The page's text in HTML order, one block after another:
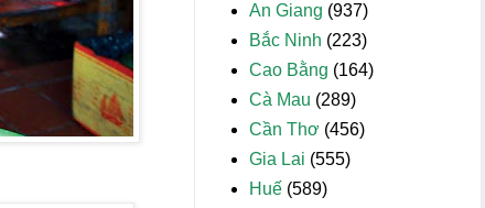
An Giang (937)
Bắc Ninh (223)
Cao Bằng (164)
Cà Mau (289)
Cần Thơ (456)
Gia Lai (555)
Huế (589)